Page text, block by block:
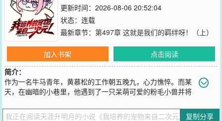
更新时间：2026-08-06 20:52:04
状态：连载
最新章节： 第497章 这就是我们的羁绊呀！（上）
加入书架
点击阅读
简介：
作为一名牛马青年，黄慕松的工作朝五晚九，心力憔悴。而某
天，在幽暗的小巷里，他遇到了一只呆萌可爱的粉毛小兽并将
也喜欢吃甜甜的哦润吉吗？”橘子与酒的暖遇，在这一天，邂逅了。
复制分享